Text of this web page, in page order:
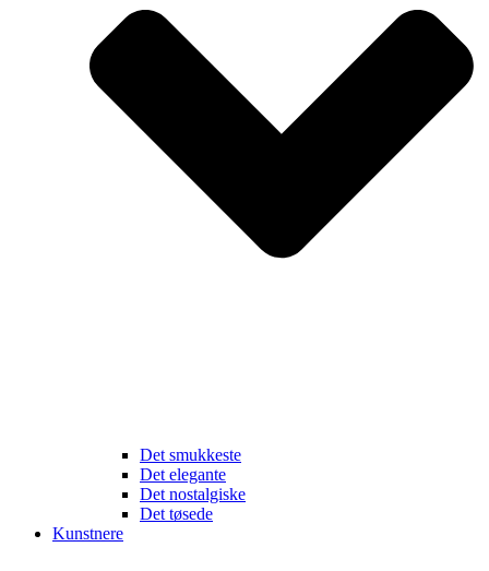
Det smukkeste
Det elegante
Det nostalgiske
Det tøsede
Kunstnere